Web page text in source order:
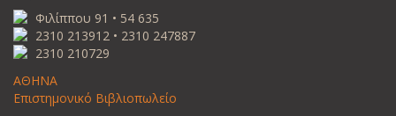
Φιλίππου 91 • 54 635
2310 213912 • 2310 247887
2310 210729
ΑΘΗΝΑ
Επιστημονικό Βιβλιοπωλείο